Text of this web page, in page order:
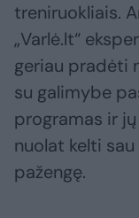
treniruokliais.
„Varlė.lt“
geriau pradėti
su galimybe
programas ir
nuolat kelti
pažengę.